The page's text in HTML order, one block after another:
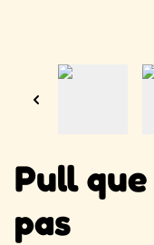
Pull
pas